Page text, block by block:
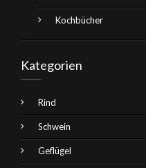
Kochbücher
Kategorien
Rind
Schwein
Geflügel